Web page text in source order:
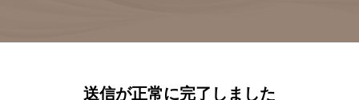
送信が正常に完了しました